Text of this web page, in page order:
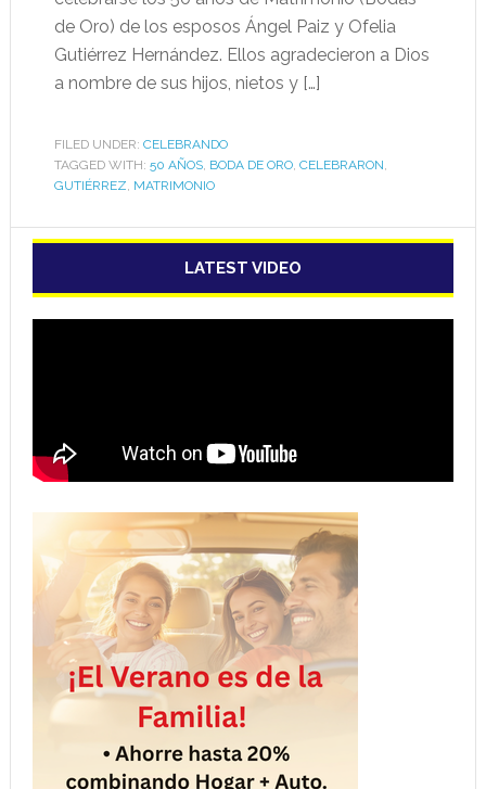
de Oro) de los esposos Ángel Paiz y Ofelia
Gutiérrez Hernández. Ellos agradecieron a Dios
a nombre de sus hijos, nietos y […]
FILED UNDER: CELEBRANDO
TAGGED WITH: 50 AÑOS, BODA DE ORO, CELEBRARON,
GUTIÉRREZ, MATRIMONIO
LATEST VIDEO